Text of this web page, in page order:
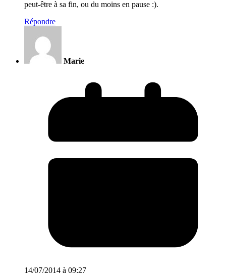
peut-être à sa fin, ou du moins en pause :).
Répondre
Marie
14/07/2014 à 09:27